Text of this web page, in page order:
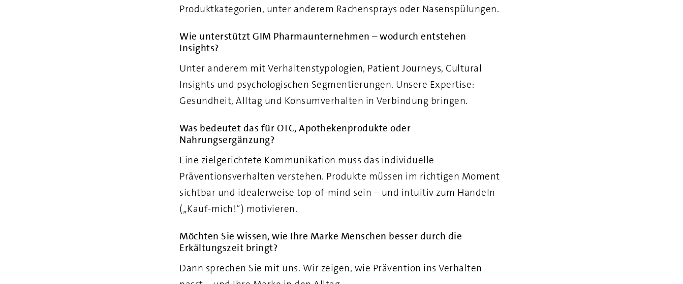
Produktkategorien, unter anderem Rachensprays oder Nasenspülungen.
Wie unterstützt GIM Pharmaunternehmen – wodurch entstehen
Insights?
Unter anderem mit Verhaltenstypologien, Patient Journeys, Cultural
Insights und psychologischen Segmentierungen. Unsere Expertise:
Gesundheit, Alltag und Konsumverhalten in Verbindung bringen.
Was bedeutet das für OTC, Apothekenprodukte oder
Nahrungsergänzung?
Eine zielgerichtete Kommunikation muss das individuelle
Präventionsverhalten verstehen. Produkte müssen im richtigen Moment
sichtbar und idealerweise top-of-mind sein – und intuitiv zum Handeln
(„Kauf-mich!“) motivieren.
Möchten Sie wissen, wie Ihre Marke Menschen besser durch die
Erkältungszeit bringt?
Dann sprechen Sie mit uns. Wir zeigen, wie Prävention ins Verhalten